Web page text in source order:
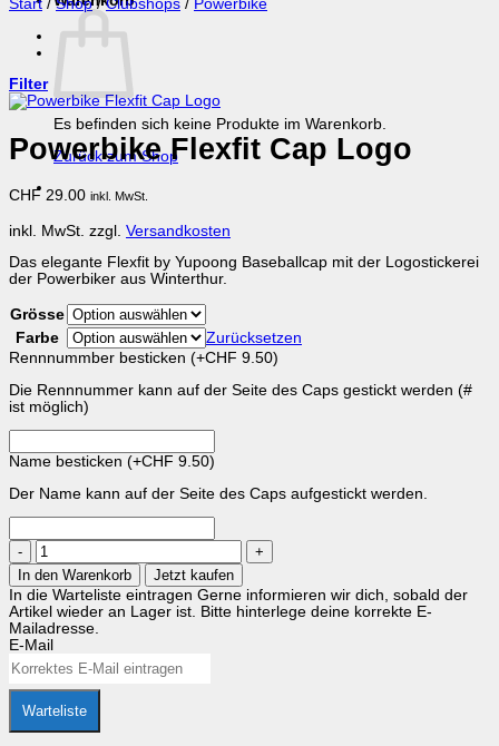
Es befinden sich keine Produkte im Warenkorb.
Zurück zum Shop
Start / Shop / Clubshops / Powerbike
Filter
Powerbike Flexfit Cap Logo
CHF 29.00 inkl. MwSt.
inkl. MwSt. zzgl. Versandkosten
Das elegante Flexfit by Yupoong Baseballcap mit der Logostickerei
der Powerbiker aus Winterthur.
Grösse
Farbe
Zurücksetzen
Rennnummber besticken (+CHF 9.50)
Die Rennnummer kann auf der Seite des Caps gestickt werden (#
ist möglich)
Name besticken (+CHF 9.50)
Der Name kann auf der Seite des Caps aufgestickt werden.
Powerbike
Flexfit
Cap
Logo
Menge
In den Warenkorb
Jetzt kaufen
In die Warteliste eintragen Gerne informieren wir dich, sobald der
Artikel wieder an Lager ist. Bitte hinterlege deine korrekte E-
Mailadresse.
E-Mail
Warteliste